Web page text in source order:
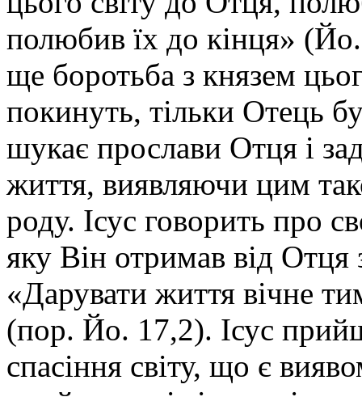
полюбив їх до кінця»
ще боротьба з князем
покинуть, тільки Отець
шукає прослави Отця і
життя, виявляючи цим
роду. Ісус говорить про
яку Він отримав від
«Дарувати життя вічне
(пор. Йо. 17,2). Ісус
спасіння світу, що є